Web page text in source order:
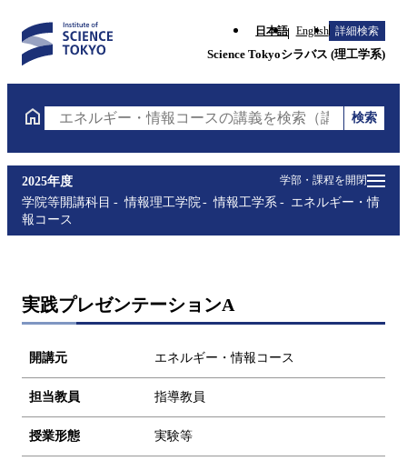
日本語 English 詳細検索
Science Tokyoシラバス (理工学系)
エネルギー・情報コースの講義を検索（講義名・科
検索
学部・課程を開閉
2025年度
学院等開講科目
情報理工学院 情報工学系
エネルギー・情
報コース
実践プレゼンテーションA
開講元 エネルギー・情報コース
担当教員 指導教員
授業形態 実験等